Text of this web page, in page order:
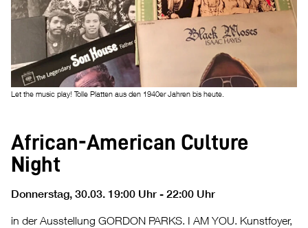
Let the music play! Tolle Platten aus den 1940er Jahren bis heute.
African-American Culture
Night
Donnerstag, 30.03. 19:00 Uhr - 22:00 Uhr
in der Ausstellung GORDON PARKS. I AM YOU. Kunstfoyer,